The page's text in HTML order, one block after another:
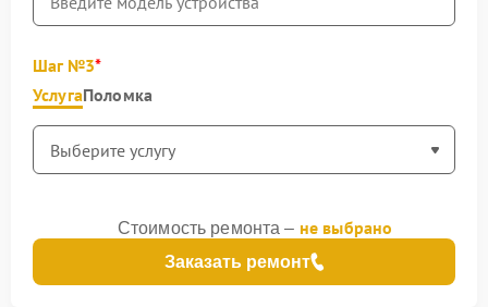
Шаг №3
УслугаПоломка
Заказать ремонт
Стоимость ремонта – не выбрано